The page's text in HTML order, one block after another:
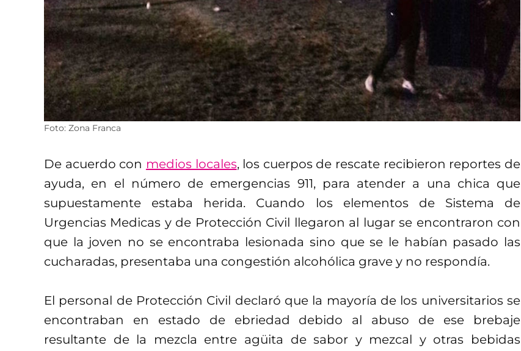
Foto: Zona Franca
De acuerdo con medios locales, los cuerpos de rescate recibieron reportes de
ayuda, en el número de emergencias 911, para atender a una chica que
supuestamente estaba herida. Cuando los elementos de Sistema de
Urgencias Medicas y de Protección Civil llegaron al lugar se encontraron con
que la joven no se encontraba lesionada sino que se le habían pasado las
cucharadas, presentaba una congestión alcohólica grave y no respondía.
El personal de Protección Civil declaró que la mayoría de los universitarios se
encontraban en estado de ebriedad debido al abuso de ese brebaje
resultante de la mezcla entre agüita de sabor y mezcal y otras bebidas